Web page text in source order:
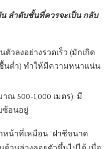
ลำดับชั้นที่ควรจะเป็น กลับ
วลงอย่างรวดเร็ว (มักเกิด
นต่ำ) ทำให้มีความหนาแน่น
ณ 500-1,000 เมตร): มี
ซ้อนอยู่
น้าที่เหมือน “ฝาชีขนาด